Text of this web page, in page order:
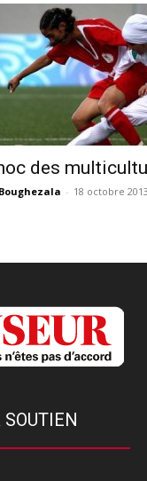
des
- 18 octobre 2013
SOUTIEN